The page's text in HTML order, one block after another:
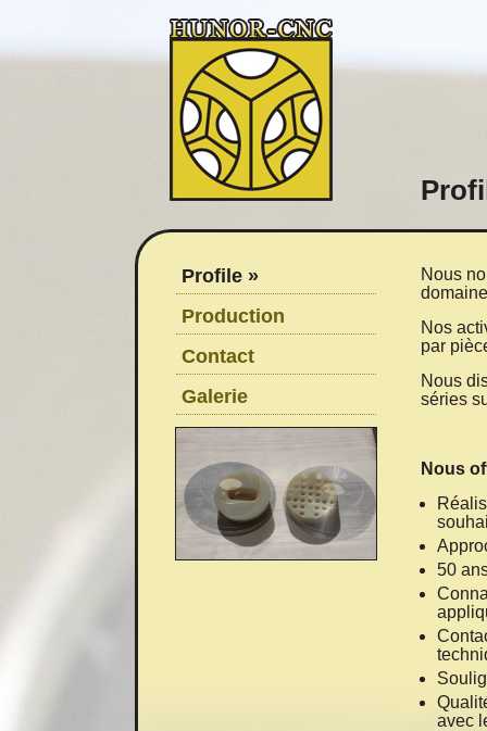
Nous
Nos
par
Nous
séries
Nous
50
avec
Profile »
Production
Contact
Galerie